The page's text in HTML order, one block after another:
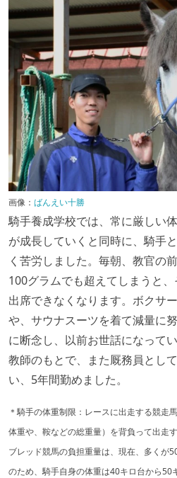
画像： ばんえい十勝
騎手養成学校では、常に厳しい
が成長していくと同時に、騎手
く苦労しました。毎朝、教官の
100グラムでも超えてしまうと
出席できなくなります。ボクサ
や、サウナスーツを着て減量に
に断念し、以前お世話になって
教師のもとで、また厩務員とし
い、5年間勤めました。
＊騎手の体重制限：レースに出走する競走
体重や、鞍などの総重量）を背負って出走
ブレッド競馬の負担重量は、現在、多くが
のため、騎手自身の体重は40キロ台から50